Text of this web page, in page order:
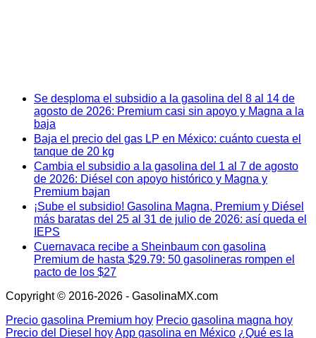
Se desploma el subsidio a la gasolina del 8 al 14 de
agosto de 2026: Premium casi sin apoyo y Magna a la
baja
Baja el precio del gas LP en México: cuánto cuesta el
tanque de 20 kg
Cambia el subsidio a la gasolina del 1 al 7 de agosto
de 2026: Diésel con apoyo histórico y Magna y
Premium bajan
¡Sube el subsidio! Gasolina Magna, Premium y Diésel
más baratas del 25 al 31 de julio de 2026: así queda el
IEPS
Cuernavaca recibe a Sheinbaum con gasolina
Premium de hasta $29.79: 50 gasolineras rompen el
pacto de los $27
Copyright © 2016-2026 - GasolinaMX.com
Precio gasolina Premium hoy Precio gasolina magna hoy
Precio del Diesel hoyApp gasolina en México ¿Qué es la